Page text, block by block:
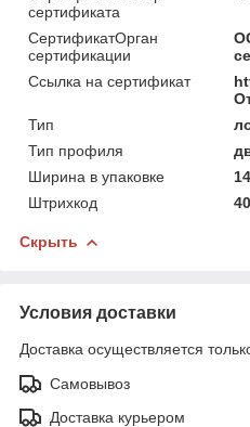
сертификата
СертификатОрган
сертификации
Ссылка на сертификат
Тип
Тип профиля
Ширина в упаковке
Штрихкод
Скрыть
Условия доставки
Доставка осуществляется
Самовывоз
Доставка курьером